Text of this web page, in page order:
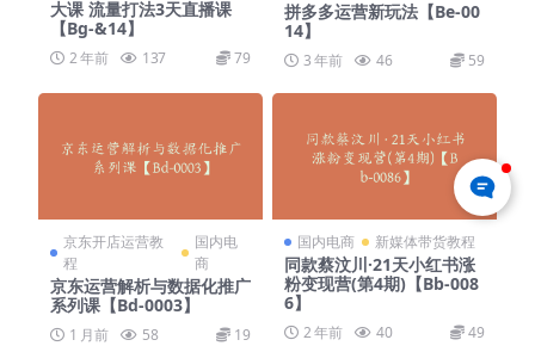
大课 流量打法3天直播课
【Bg-&14】
2 年前 137 79
拼多多运营新玩法【Be-00
14】
3 年前 46 59
京东开店运营教
程
国内电
商
京东运营解析与数据化推广
系列课【Bd-0003】
1 月前 58 19
国内电商 新媒体带货教程
同款蔡汶川·21天小红书涨
粉变现营(第4期)【Bb-008
6】
2 年前 40 49